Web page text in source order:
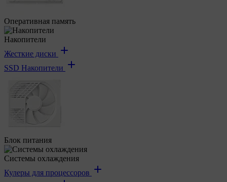
Оперативная память
Накопители
Жесткие диски
SSD Накопители
Блок питания
Системы охлаждения
Кулеры для процессоров